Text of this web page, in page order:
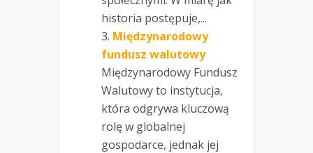
historia postępuje,...
Międzynarodowy
fundusz walutowy
Międzynarodowy Fundusz
Walutowy to instytucja,
która odgrywa kluczową
rolę w globalnej
gospodarce, jednak jej